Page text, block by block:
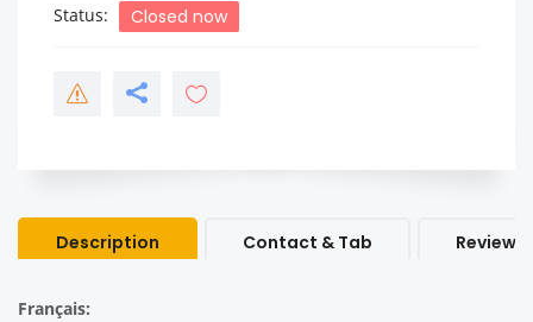
Status Closed now
Description Contact & Tab Review
Français: